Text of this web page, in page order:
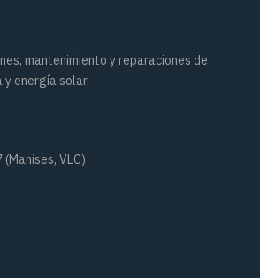
mantenimiento y reparaciones de
energía solar.
VLC)